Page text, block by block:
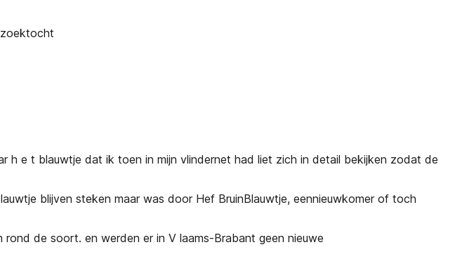
h e t blauwtje dat ik toen in mijn vlindernet had liet zich in detail bekijken zodat de
blijven steken maar was door Hef BruinBlauwtje, eennieuwkomer of toch
de soort. en werden er in V laams-Brabant geen nieuwe